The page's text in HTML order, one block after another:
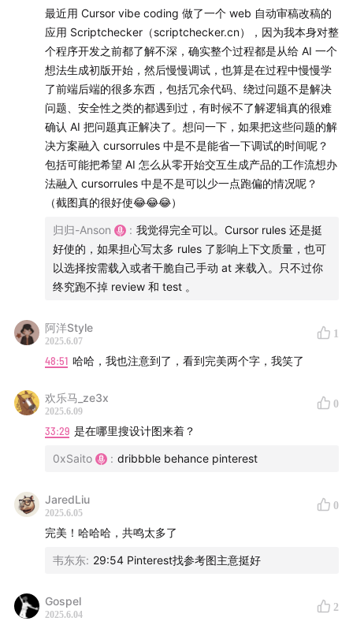
硬地笔记
氛围编程 (Vibe Coding) 的起源与介绍
氛围编程打造产品 Castwise：前端开发经验分享
Vibe Coding 前后端开发经验对比与反思
Vibe Coding 后端开发的关键要点与安全性探讨
扩展笔记： castwise.ai
欢迎关注我们
官网:hardhacker.com
小手册:book.hardhacker.com
用爱发电不容易，请我们喝咖啡☕️:afdian.net
公众号/小红书: 硬地骇客
商务合作: hardhackerlabs@gmail.com
另外，现在加入「硬地骇客」会员服务，即可在会员专
属的微信群与其他朋友一起畅所欲言，成为会员也是对
最近用 Cursor vibe coding 做了一个 web 自动审稿改稿的
应用 Scriptchecker（scriptchecker.cn），因为我本身对整
个程序开发之前都了解不深，确实整个过程都是从给 AI 一个
想法生成初版开始，然后慢慢调试，也算是在过程中慢慢学
了前端后端的很多东西，包括冗余代码、绕过问题不是解决
问题、安全性之类的都遇到过，有时候不了解逻辑真的很难
确认 AI 把问题真正解决了。想问一下，如果把这些问题的解
决方案融入 cursorrules 中是不是能省一下调试的时间呢？
包括可能把希望 AI 怎么从零开始交互生成产品的工作流想办
法融入 cursorrules 中是不是可以少一点跑偏的情况呢？
（截图真的很好使😂😂😂）
归归-Anson : 我觉得完全可以。Cursor rules 还是挺
好使的，如果担心写太多 rules 了影响上下文质量，也可
以选择按需载入或者干脆自己手动 at 来载入。只不过你
终究跑不掉 review 和 test 。
阿洋Style
2025.6.07
1
48:51 哈哈，我也注意到了，看到完美两个字，我笑了
欢乐马_ze3x
2025.6.09
0
33:29 是在哪里搜设计图来着？
0xSaito : dribbble behance pinterest
JaredLiu
2025.6.05
0
完美！哈哈哈，共鸣太多了
韦东东: 29:54 Pinterest找参考图主意挺好
Gospel
2025.6.04
2